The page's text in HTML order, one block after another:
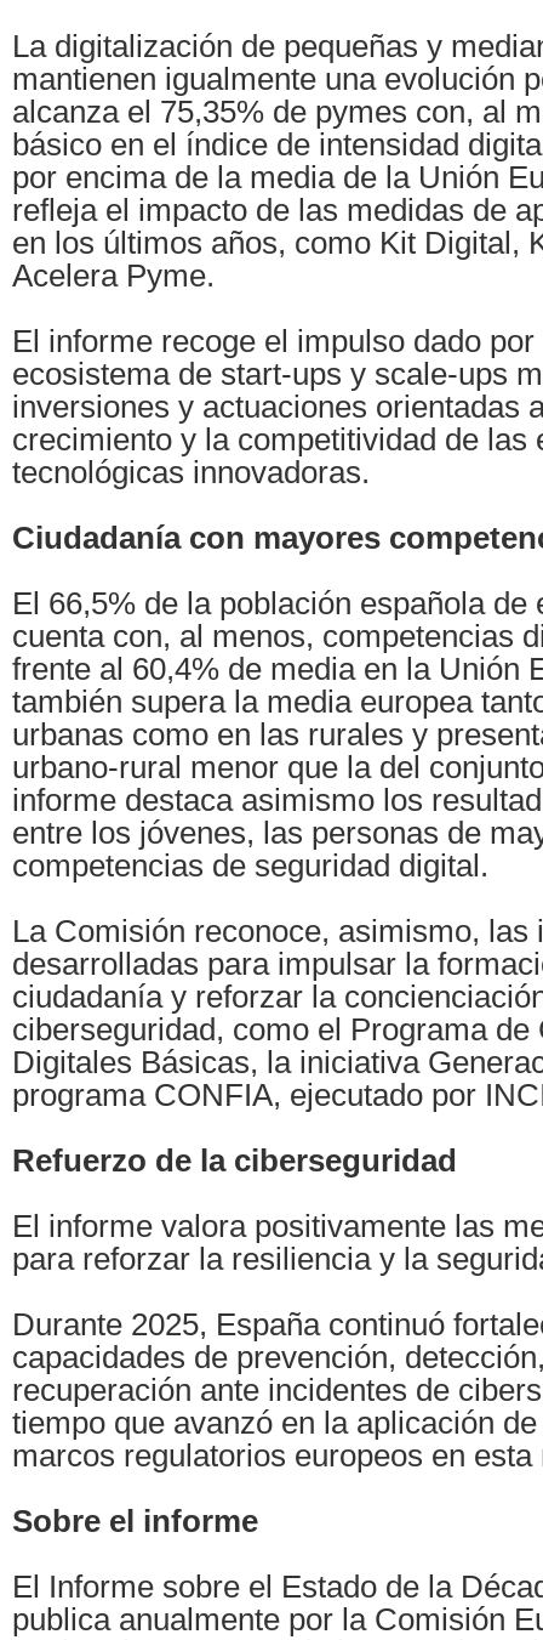
La digitalización de pequeñas y
mantienen igualmente una evolución
alcanza el 75,35% de pymes con, al
básico en el índice de intensidad
por encima de la media de la Unión
refleja el impacto de las medidas de
en los últimos años, como Kit Digital,
Acelera Pyme.
El informe recoge el impulso dado
ecosistema de start-ups y scale-ups
inversiones y actuaciones orientadas
crecimiento y la competitividad de las
tecnológicas innovadoras.
Ciudadanía con mayores
El 66,5% de la población española de
cuenta con, al menos, competencias
frente al 60,4% de media en la Unión
también supera la media europea
urbanas como en las rurales y
urbano-rural menor que la del
informe destaca asimismo los
entre los jóvenes, las personas de
competencias de seguridad digital.
La Comisión reconoce, asimismo, las
desarrolladas para impulsar la
ciudadanía y reforzar la
ciberseguridad, como el Programa de
Digitales Básicas, la iniciativa
programa CONFIA, ejecutado por
Refuerzo de la ciberseguridad
El informe valora positivamente las
para reforzar la resiliencia y la
Durante 2025, España continuó
capacidades de prevención,
recuperación ante incidentes de
tiempo que avanzó en la aplicación
marcos regulatorios europeos en esta
Sobre el informe
El Informe sobre el Estado de la
publica anualmente por la Comisión